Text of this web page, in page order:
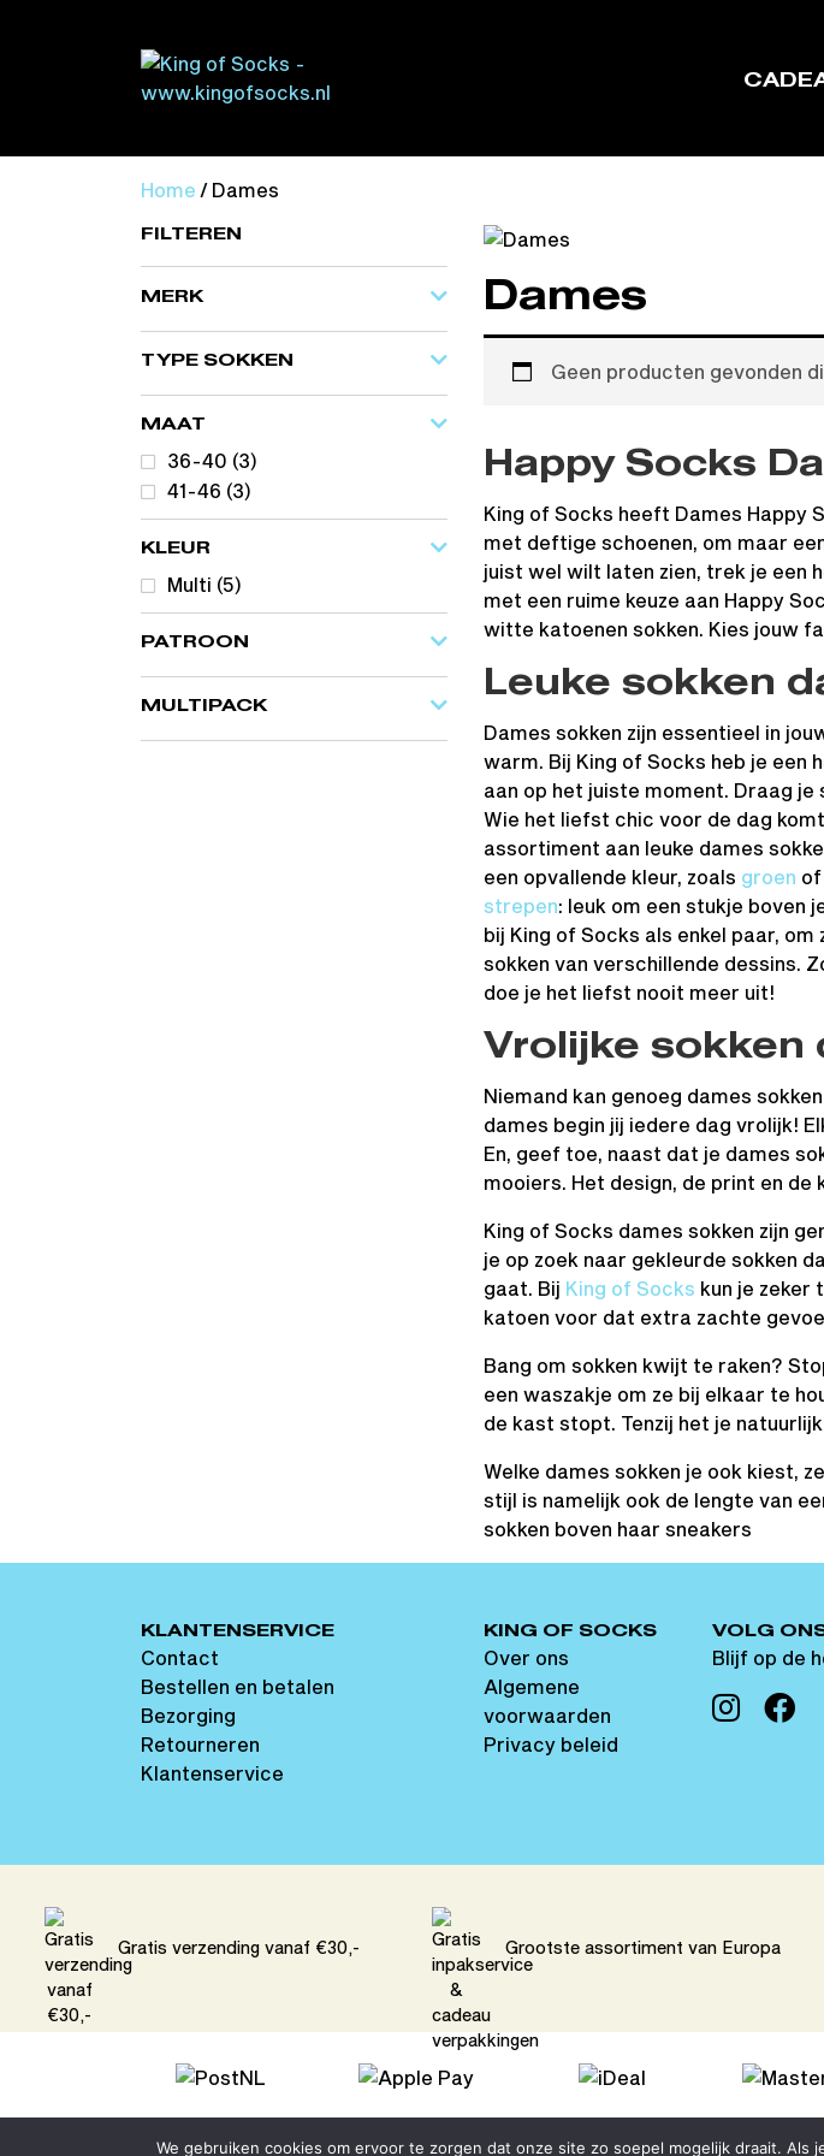
Home / Dames
FILTEREN
MERK
TYPE SOKKEN
MAAT
36-40 (3)
41-46 (3)
KLEUR
Multi (5)
PATROON
MULTIPACK
Dames
Geen producten gevonden
Happy Socks
King of Socks heeft Dames Happy
met deftige schoenen, om maar
juist wel wilt laten zien, trek je een
met een ruime keuze aan Happy
witte katoenen sokken. Kies jouw
Leuke sokken
Dames sokken zijn essentieel in
warm. Bij King of Socks heb je een
aan op het juiste moment. Draag
Wie het liefst chic voor de dag
assortiment aan leuke dames
een opvallende kleur, zoals groen
strepen: leuk om een stukje boven
bij King of Socks als enkel paar,
sokken van verschillende dessins.
doe je het liefst nooit meer uit!
Vrolijke sokken
Niemand kan genoeg dames
dames begin jij iedere dag vrolijk!
En, geef toe, naast dat je dames
mooiers. Het design, de print en de
King of Socks dames sokken zijn
je op zoek naar gekleurde sokken
gaat. Bij King of Socks kun je zeker
katoen voor dat extra zachte
Bang om sokken kwijt te raken?
een waszakje om ze bij elkaar te
de kast stopt. Tenzij het je
Welke dames sokken je ook kiest,
stijl is namelijk ook de lengte van
sokken boven haar sneakers
KLANTENSERVICE
Contact
Bestellen en betalen
Bezorging
Retourneren
Klantenservice
KING OF SOCKS
Over ons
Algemene
voorwaarden
Privacy beleid
VOLG
Blijf op de
Gratis verzending vanaf €30,- Grootste assortiment van Europa
We gebruiken cookies om ervoor te zorgen dat onze site zo soepel mogelijk draait.